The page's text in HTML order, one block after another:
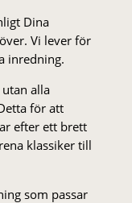
Dina
Vi lever för
inredning.
alla
för att
efter ett brett
klas­siker till
som passar